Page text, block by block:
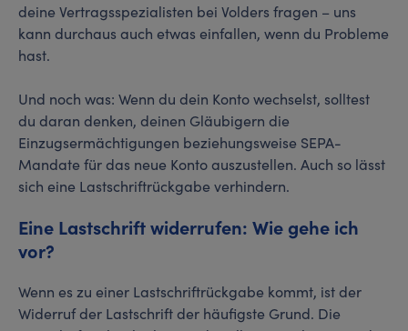
deine Vertragsspezialisten bei Volders fragen – uns
kann durchaus auch etwas einfallen, wenn du Probleme
hast.
Und noch was: Wenn du dein Konto wechselst, solltest
du daran denken, deinen Gläubigern die
Einzugsermächtigungen beziehungsweise SEPA-
Mandate für das neue Konto auszustellen. Auch so lässt
sich eine Lastschriftrückgabe verhindern.
Eine Lastschrift widerrufen: Wie gehe ich
vor?
Wenn es zu einer Lastschriftrückgabe kommt, ist der
Widerruf der Lastschrift der häufigste Grund. Die